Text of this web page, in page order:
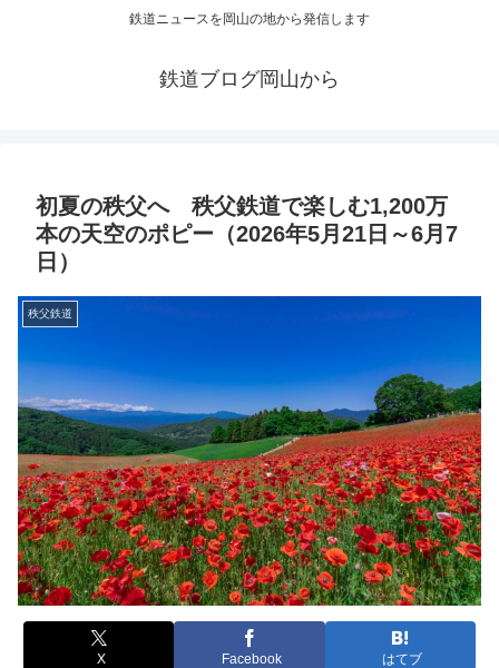
鉄道ニュースを岡山の地から発信します
鉄道ブログ岡山から
初夏の秩父へ 秩父鉄道で楽しむ1,200万
本の天空のポピー（2026年5月21日～6月7
日）
秩父鉄道
X Facebook はてブ